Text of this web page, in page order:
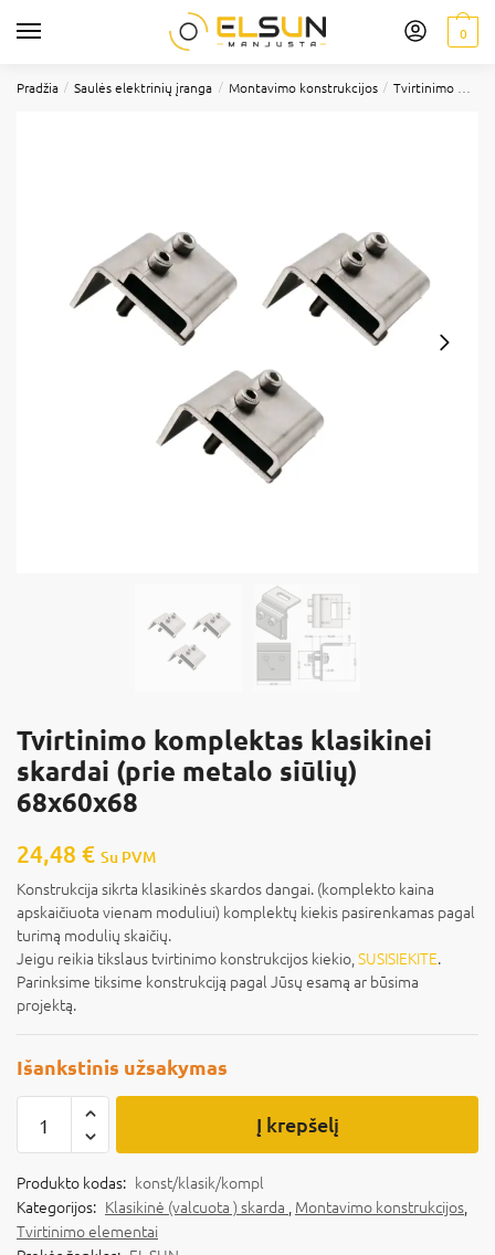
0
Pradžia / Saulės elektrinių įranga / Montavimo konstrukcijos / Tvirtinimo elementai
Tvirtinimo komplektas klasikinei
skardai (prie metalo siūlių)
68x60x68
24,48 € Su PVM
Konstrukcija sikrta klasikinės skardos dangai. (komplekto kaina
apskaičiuota vienam moduliui) komplektų kiekis pasirenkamas pagal
turimą modulių skaičių.
Jeigu reikia tikslaus tvirtinimo konstrukcijos kiekio,SUSISIEKITE.
Parinksime tiksime konstrukciją pagal Jūsų esamą ar būsima
projektą.
Išankstinis užsakymas
Į krepšelį
Produkto kodas: konst/klasik/kompl
Kategorijos: Klasikinė (valcuota ) skarda , Montavimo konstrukcijos,
Tvirtinimo elementai